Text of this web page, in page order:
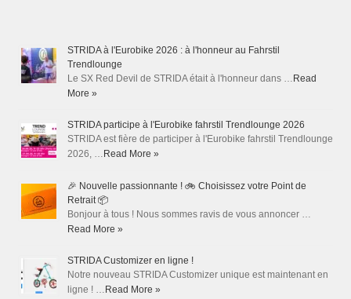
STRIDA à l'Eurobike 2026 : à l'honneur au Fahrstil
Trendlounge
Le SX Red Devil de STRIDA était à l'honneur dans … Read
More »
STRIDA participe à l'Eurobike fahrstil Trendlounge 2026
STRIDA est fière de participer à l'Eurobike fahrstil Trendlounge
2026, … Read More »
🎉 Nouvelle passionnante ! 🚲 Choisissez votre Point de
Retrait 📦
Bonjour à tous ! Nous sommes ravis de vous annoncer …
Read More »
STRIDA Customizer en ligne !
Notre nouveau STRIDA Customizer unique est maintenant en
ligne ! … Read More »